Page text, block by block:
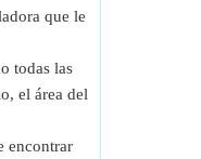
que le
todas las
el área del
encontrar